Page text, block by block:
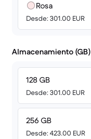
Rosa
Desde: 301.00 EUR
Almacenamiento (GB)
128 GB
Desde: 301.00 EUR
256 GB
Desde: 423.00 EUR